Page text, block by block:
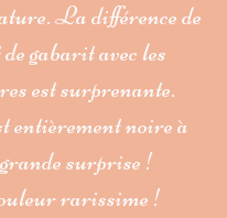
La différence de
gabarit avec les
est surprenante.
entièrement noire à
surprise !
rarissime !